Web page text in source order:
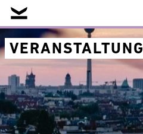
Skip
to
content
VERANSTALTUNG